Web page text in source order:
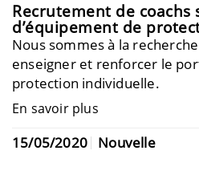
Recrutement de coachs
d’équipement de
Nous sommes à la
enseigner et renforcer le
protection individuelle.
En savoir plus
15/05/2020 Nouvelle